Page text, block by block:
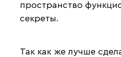
пространство
секреты.
Так как же лучше